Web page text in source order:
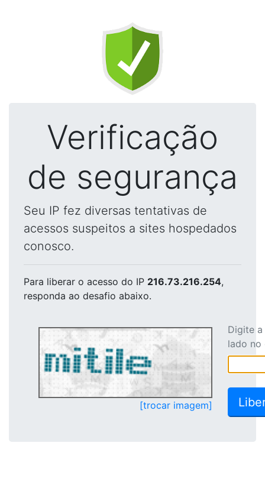
Verificação
de segurança
Seu IP fez diversas tentativas de
acessos suspeitos a sites hospedados
conosco.
Para liberar o acesso do IP 216.73.216.254,
responda ao desafio abaixo.
[trocar imagem]
Digite
lado no